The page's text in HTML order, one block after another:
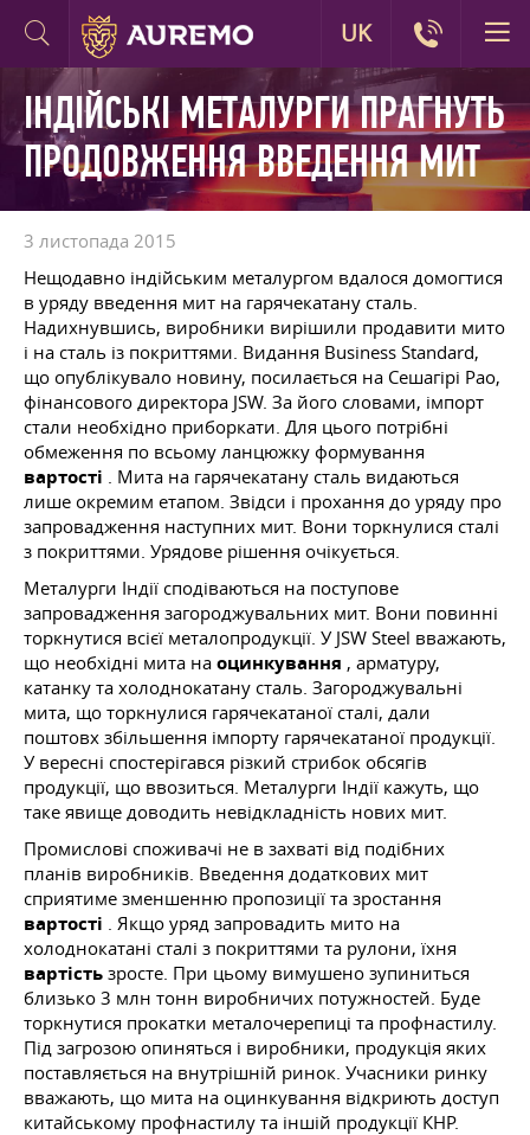
ІНДІЙСЬКІ МЕТАЛУРГИ ПРАГНУТЬ
ПРОДОВЖЕННЯ ВВЕДЕННЯ МИТ
3 листопада 2015
Нещодавно індійським металургом вдалося домогтися
в уряду введення мит на гарячекатану сталь.
Надихнувшись, виробники вирішили продавити мито
і на сталь із покриттями. Видання Business Standard,
що опублікувало новину, посилається на Сешагірі Рао,
фінансового директора JSW. За його словами, імпорт
стали необхідно приборкати. Для цього потрібні
обмеження по всьому ланцюжку формування
вартості . Мита на гарячекатану сталь видаються
лише окремим етапом. Звідси і прохання до уряду про
запровадження наступних мит. Вони торкнулися сталі
з покриттями. Урядове рішення очікується.
Металурги Індії сподіваються на поступове
запровадження загороджувальних мит. Вони повинні
торкнутися всієї металопродукції. У JSW Steel вважають,
що необхідні мита на оцинкування , арматуру,
катанку та холоднокатану сталь. Загороджувальні
мита, що торкнулися гарячекатаної сталі, дали
поштовх збільшення імпорту гарячекатаної продукції.
У вересні спостерігався різкий стрибок обсягів
продукції, що ввозиться. Металурги Індії кажуть, що
таке явище доводить невідкладність нових мит.
Промислові споживачі не в захваті від подібних
планів виробників. Введення додаткових мит
сприятиме зменшенню пропозиції та зростання
вартості . Якщо уряд запровадить мито на
холоднокатані сталі з покриттями та рулони, їхня
вартість зросте. При цьому вимушено зупиниться
близько 3 млн тонн виробничих потужностей. Буде
торкнутися прокатки металочерепиці та профнастилу.
Під загрозою опиняться і виробники, продукція яких
поставляється на внутрішній ринок. Учасники ринку
вважають, що мита на оцинкування відкриють доступ
китайському профнастилу та іншій продукції КНР.
UK